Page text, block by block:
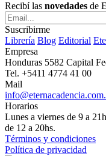
Recibí las novedades de
Suscribirme
Librería Blog Editorial
Empresa
Honduras 5582 Capital
Tel. +5411 4774 41 00
Mail
Horarios
Lunes a viernes de 9 a
de 12 a 20hs.
Términos y condiciones
Política de privacidad